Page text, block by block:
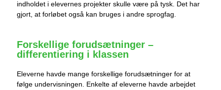
indholdet i elevernes projekter skulle være på tysk. Det har
gjort, at forløbet også kan bruges i andre sprogfag.
Forskellige forudsætninger –
differentiering i klassen
Eleverne havde mange forskellige forudsætninger for at
følge undervisningen. Enkelte af eleverne havde arbejdet